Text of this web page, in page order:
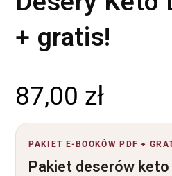
+ gratis!
87,00 zł
PAKIET E-BOOKÓW PDF +
Pakiet deserów